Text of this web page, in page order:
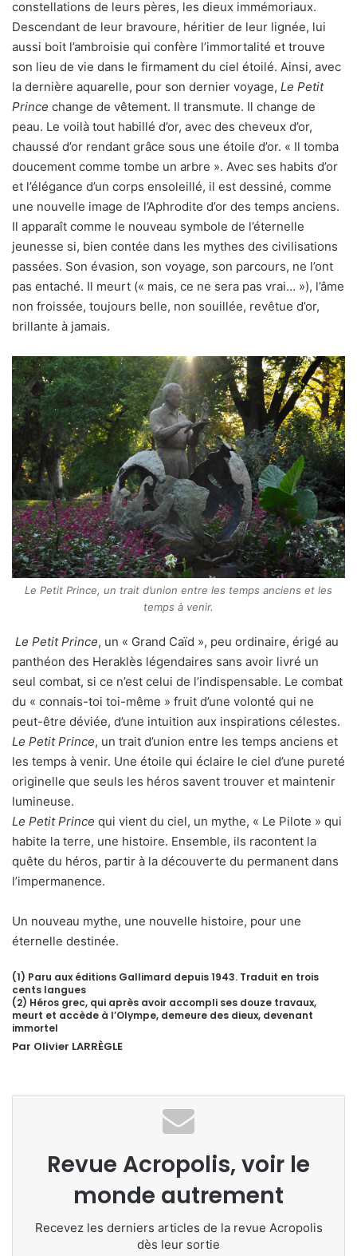
constellations de leurs pères, les dieux immémoriaux.
Descendant de leur bravoure, héritier de leur lignée, lui
aussi boit l’ambroisie qui confère l’immortalité et trouve
son lieu de vie dans le firmament du ciel étoilé. Ainsi, avec
la dernière aquarelle, pour son dernier voyage, Le Petit
Prince change de vêtement. Il transmute. Il change de
peau. Le voilà tout habillé d’or, avec des cheveux d’or,
chaussé d’or rendant grâce sous une étoile d’or. « Il tomba
doucement comme tombe un arbre ». Avec ses habits d’or
et l’élégance d’un corps ensoleillé, il est dessiné, comme
une nouvelle image de l’Aphrodite d’or des temps anciens.
Il apparaît comme le nouveau symbole de l’éternelle
jeunesse si, bien contée dans les mythes des civilisations
passées. Son évasion, son voyage, son parcours, ne l’ont
pas entaché. Il meurt (« mais, ce ne sera pas vrai… »), l’âme
non froissée, toujours belle, non souillée, revêtue d’or,
brillante à jamais.
Le Petit Prince, un trait d’union entre les temps anciens et les
temps à venir.
Le Petit Prince, un « Grand Caïd », peu ordinaire, érigé au
panthéon des Heraklès légendaires sans avoir livré un
seul combat, si ce n’est celui de l’indispensable. Le combat
du « connais-toi toi-même » fruit d’une volonté qui ne
peut-être déviée, d’une intuition aux inspirations célestes.
Le Petit Prince, un trait d’union entre les temps anciens et
les temps à venir. Une étoile qui éclaire le ciel d’une pureté
originelle que seuls les héros savent trouver et maintenir
lumineuse.
Le Petit Prince qui vient du ciel, un mythe, « Le Pilote » qui
habite la terre, une histoire. Ensemble, ils racontent la
quête du héros, partir à la découverte du permanent dans
l’impermanence.
Un nouveau mythe, une nouvelle histoire, pour une
éternelle destinée.
(1) Paru aux éditions Gallimard depuis 1943. Traduit en trois
cents langues
(2) Héros grec, qui après avoir accompli ses douze travaux,
meurt et accède à l’Olympe, demeure des dieux, devenant
immortel
Par Olivier LARRÈGLE
Revue Acropolis, voir le
monde autrement
Recevez les derniers articles de la revue Acropolis
dès leur sortie